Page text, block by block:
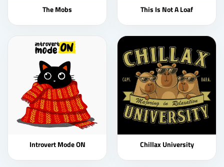
The Mobs This Is Not A Loaf
Introvert Mode ON Chillax University